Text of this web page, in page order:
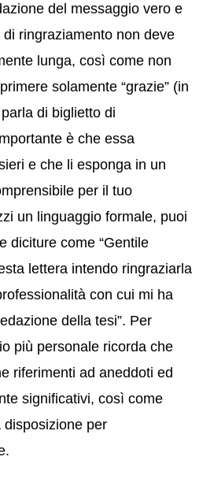
del messaggio vero e
ringraziamento non deve
lunga, così come non
solamente “grazie” (in
di biglietto di
è che essa
e che li esponga in un
per il tuo
un linguaggio formale, puoi
diciture come “Gentile
lettera intendo ringraziarla
con cui mi ha
della tesi”. Per
più personale ricorda che
riferimenti ad aneddoti ed
significativi, così come
disposizione per